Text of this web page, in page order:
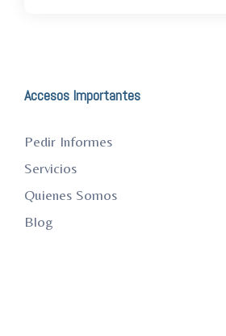
Accesos Importantes
Pedir Informes
Servicios
Quienes Somos
Blog